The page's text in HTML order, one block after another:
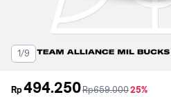
1/9
Rp494.250sebelum
Rp659.000diskon
25%